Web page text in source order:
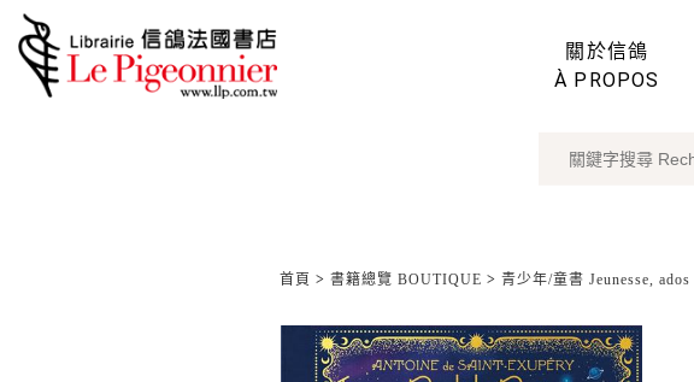
關於信鴿
À PROPOS
首頁 > 書籍總覽 BOUTIQUE > 青少年/童書 Jeunesse, ados